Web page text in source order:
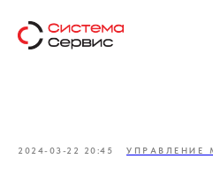
2024-03-22 20:45 УПРАВЛЕНИЕ